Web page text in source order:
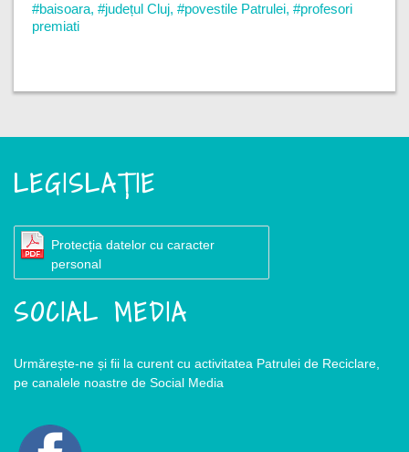
#baisoara, #județul Cluj, #povestile Patrulei, #profesori
premiati
LEGISLAȚIE
Protecția datelor cu caracter
personal
SOCIAL MEDIA
Urmărește-ne și fii la curent cu activitatea Patrulei de Reciclare,
pe canalele noastre de Social Media